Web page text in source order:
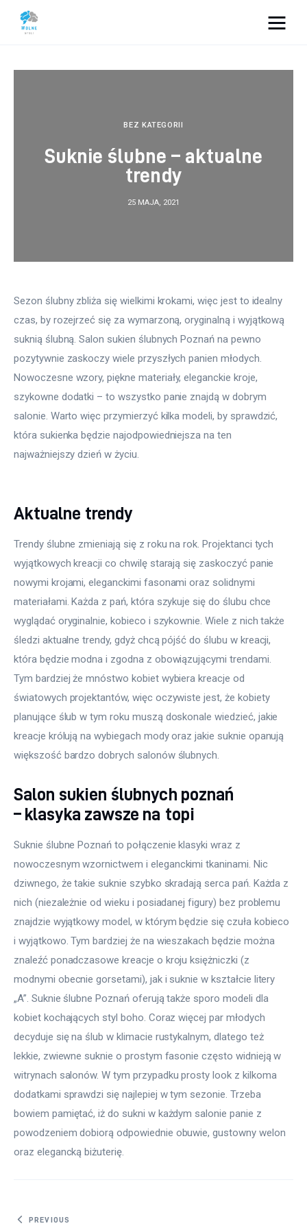
Dom i ogród
Więcej
BEZ KATEGORII
Suknie ślubne – aktualne
trendy
25 MAJA, 2021
Sezon ślubny zbliża się wielkimi krokami, więc jest to idealny
czas, by rozejrzeć się za wymarzoną, oryginalną i wyjątkową
suknią ślubną. Salon sukien ślubnych Poznań na pewno
pozytywnie zaskoczy wiele przyszłych panien młodych.
Nowoczesne wzory, piękne materiały, eleganckie kroje,
szykowne dodatki – to wszystko panie znajdą w dobrym
salonie. Warto więc przymierzyć kilka modeli, by sprawdzić,
która sukienka będzie najodpowiedniejsza na ten
najważniejszy dzień w życiu.
Aktualne trendy
Trendy ślubne zmieniają się z roku na rok. Projektanci tych
wyjątkowych kreacji co chwilę starają się zaskoczyć panie
nowymi krojami, eleganckimi fasonami oraz solidnymi
materiałami. Każda z pań, która szykuje się do ślubu chce
wyglądać oryginalnie, kobieco i szykownie. Wiele z nich także
śledzi aktualne trendy, gdyż chcą pójść do ślubu w kreacji,
która będzie modna i zgodna z obowiązującymi trendami.
Tym bardziej że mnóstwo kobiet wybiera kreacje od
światowych projektantów, więc oczywiste jest, że kobiety
planujące ślub w tym roku muszą doskonale wiedzieć, jakie
kreacje królują na wybiegach mody oraz jakie suknie opanują
większość bardzo dobrych salonów ślubnych.
Salon sukien ślubnych poznań
– klasyka zawsze na topi
Suknie ślubne Poznań to połączenie klasyki wraz z
nowoczesnym wzornictwem i eleganckimi tkaninami. Nic
dziwnego, że takie suknie szybko skradają serca pań. Każda z
nich (niezależnie od wieku i posiadanej figury) bez problemu
znajdzie wyjątkowy model, w którym będzie się czuła kobieco
i wyjątkowo. Tym bardziej że na wieszakach będzie można
znaleźć ponadczasowe kreacje o kroju księżniczki (z
modnymi obecnie gorsetami), jak i suknie w kształcie litery
„A”. Suknie ślubne Poznań oferują także sporo modeli dla
kobiet kochających styl boho. Coraz więcej par młodych
decyduje się na ślub w klimacie rustykalnym, dlatego też
lekkie, zwiewne suknie o prostym fasonie często widnieją w
witrynach salonów. W tym przypadku prosty look z kilkoma
dodatkami sprawdzi się najlepiej w tym sezonie. Trzeba
bowiem pamiętać, iż do sukni w każdym salonie panie z
powodzeniem dobiorą odpowiednie obuwie, gustowny welon
oraz elegancką biżuterię.
Nawigacja wpisu
PREVIOUS